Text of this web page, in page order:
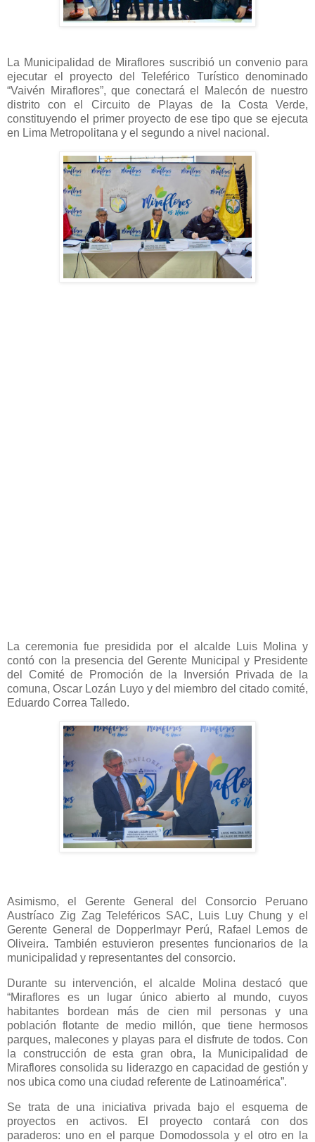
La Municipalidad de Miraflores suscribió un convenio para
ejecutar el proyecto del Teleférico Turístico denominado
“Vaivén Miraflores”, que conectará el Malecón de nuestro
distrito con el Circuito de Playas de la Costa Verde,
constituyendo el primer proyecto de ese tipo que se ejecuta
en Lima Metropolitana y el segundo a nivel nacional.
La ceremonia fue presidida por el alcalde Luis Molina y
contó con la presencia del Gerente Municipal y Presidente
del Comité de Promoción de la Inversión Privada de la
comuna, Oscar Lozán Luyo y del miembro del citado comité,
Eduardo Correa Talledo.
Asimismo, el Gerente General del Consorcio Peruano
Austríaco Zig Zag Teleféricos SAC, Luis Luy Chung y el
Gerente General de Dopperlmayr Perú, Rafael Lemos de
Oliveira. También estuvieron presentes funcionarios de la
municipalidad y representantes del consorcio.
Durante su intervención, el alcalde Molina destacó que
“Miraflores es un lugar único abierto al mundo, cuyos
habitantes bordean más de cien mil personas y una
población flotante de medio millón, que tiene hermosos
parques, malecones y playas para el disfrute de todos. Con
la construcción de esta gran obra, la Municipalidad de
Miraflores consolida su liderazgo en capacidad de gestión y
nos ubica como una ciudad referente de Latinoamérica”.
Se trata de una iniciativa privada bajo el esquema de
proyectos en activos. El proyecto contará con dos
paraderos: uno en el parque Domodossola y el otro en la